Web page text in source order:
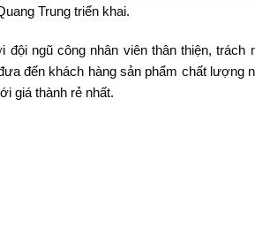
Trung triển khai.
ngũ công nhân viên thân thiện, trách
đến khách hàng sản phẩm chất lượng
giá thành rẻ nhất.